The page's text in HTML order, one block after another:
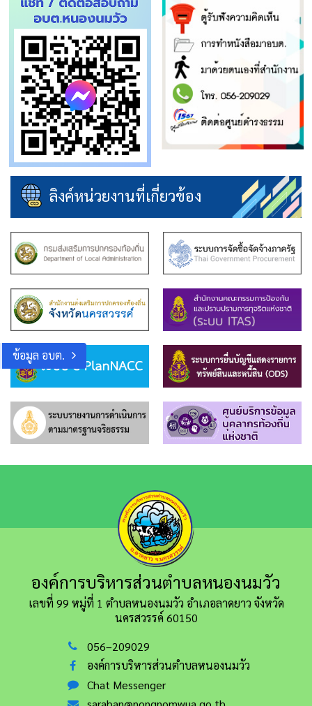
ข้อมูล อบต.
ลิงค์หน่วยงานที่เกี่ยวข้อง
องค์การบริหารส่วนตำบลหนองนมวัว
เลขที่ 99 หมู่ที่ 1 ตำบลหนองนมวัว อำเภอลาดยาว จังหวัด
นครสวรรค์ 60150
056–209029
องค์การบริหารส่วนตำบลหนองนมวัว
Chat Messenger